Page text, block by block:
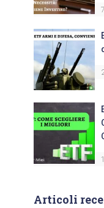
Articoli